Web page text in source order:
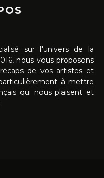
sur l'univers de la
nous vous proposons
de vos artistes et
à mettre
qui nous plaisent et